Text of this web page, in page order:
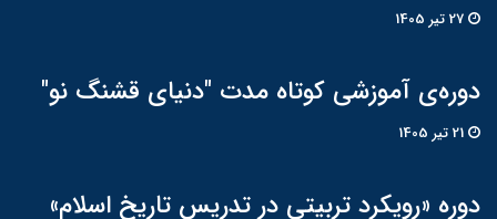
دوره‌ی آموزشی کوتاه مدت "دنیای قشنگ نو"
دوره «رویکرد تربیتی در تدریس تاریخ اسلام»